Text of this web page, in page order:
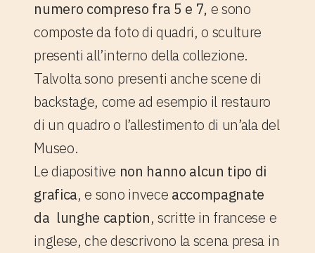
numero compreso fra 5 e 7, e sono
composte da foto di quadri, o sculture
presenti all’interno della collezione.
Talvolta sono presenti anche scene di
backstage, come ad esempio il restauro
di un quadro o l’allestimento di un’ala del
Museo.
Le diapositive non hanno alcun tipo di
grafica, e sono invece accompagnate
da lunghe caption, scritte in francese e
inglese, che descrivono la scena presa in